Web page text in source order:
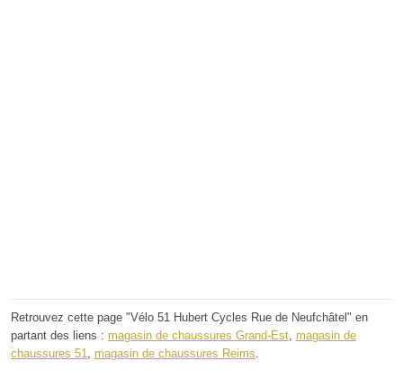
Retrouvez cette page "Vélo 51 Hubert Cycles Rue de Neufchâtel" en
partant des liens : magasin de chaussures Grand-Est, magasin de
chaussures 51, magasin de chaussures Reims.